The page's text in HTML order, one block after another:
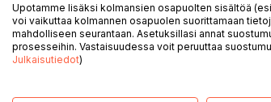
in-nostuneen emännän
vuon piirrokset ja koiraisäntä
tarpeita. Villakoirakvartetti -teos
Upotamme lisäksi kolmansien osapuolten sisältöä
voi vaikuttaa kolmannen osapuolen suorittamaan
mahdolliseen seurantaan. Asetuksillasi annat
prosesseihin. Vastaisuudessa voit peruuttaa
Julkaisutiedot)